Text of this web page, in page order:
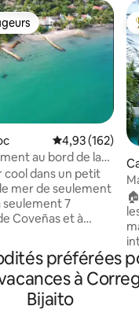
Note moyenne
4,93 (162)
au bord de la
dans un petit
mer de seulement
seulement 7
Coveñas et à
et de quelques
ou les amis avec une
parfaite pour les
du soleil, les
à
préférées
à
Bijaito